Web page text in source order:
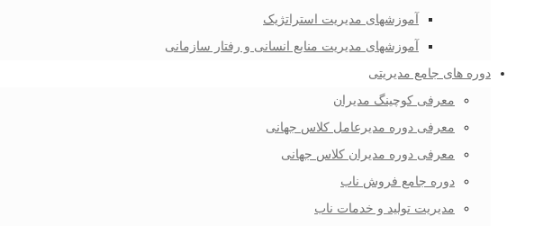
آموزشهای مدیریت استراتژیک
آموزشهای مدیریت منابع انسانی و رفتار سازمانی
دوره های جامع مدیریتی
معرفی کوچینگ مدیران
معرفی دوره مدیرعامل کلاس جهانی
معرفی دوره مدیران کلاس جهانی
دوره جامع فروش ناب
مدیریت تولید و خدمات ناب